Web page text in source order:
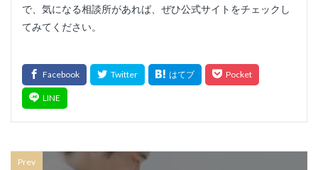
で、気になる相談所があれば、ぜひ公式サイトをチェックし
てみてください。
Prev